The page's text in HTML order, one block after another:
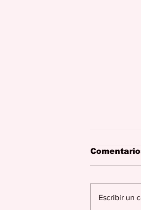
Escribir un